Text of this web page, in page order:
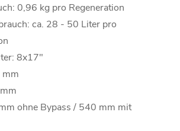
0,96 kg pro Regeneration
ca. 28 - 50 Liter pro
8x17"
ohne Bypass / 540 mm mit